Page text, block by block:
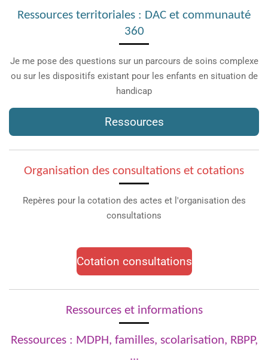
Ressources territoriales : DAC et communauté
360
Je me pose des questions sur un parcours de soins complexe
ou sur les dispositifs existant pour les enfants en situation de
handicap
Ressources
Organisation des consultations et cotations
Repères pour la cotation des actes et l'organisation des
consultations
Cotation consultations
Ressources et informations
Ressources : MDPH, familles, scolarisation, RBPP,
...